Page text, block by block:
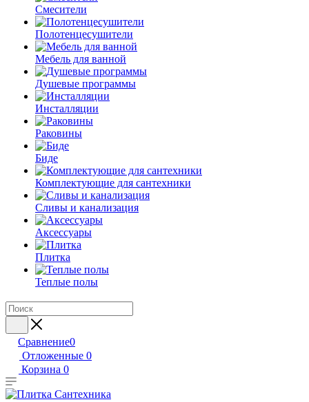
Смесители
Полотенцесушители
Мебель для ванной
Душевые программы
Инсталляции
Раковины
Биде
Комплектующие для сантехники
Сливы и канализация
Аксессуары
Плитка
Теплые полы
Сравнение0
Отложенные 0
Корзина 0